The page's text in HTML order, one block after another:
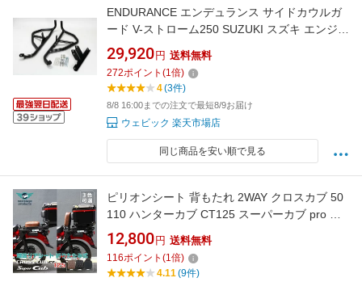
ENDURANCE エンデュランス サイドカウルガ
ード V-ストローム250 SUZUKI スズキ エンジン
ガード フレーム
29,920 円 送料無料
272ポイント (1倍)
4(3件)
8/8 16:00までの注文で最短8/9お届け
ウェビック 楽天市場店
同じ商品を安い順で見る
ピリオンシート 背もたれ 2WAY クロスカブ 50
110 ハンターカブ CT125 スーパーカブ pro タ
ンデムシート 増設リアシート 折りたたみ 立ち
可能 一体感 外装 ブラウンレザータイプ マット
タイプ ブラックレザータイプ【お取り寄せ】
12,800 円 送料無料
116ポイント (1倍)
4.11(9件)